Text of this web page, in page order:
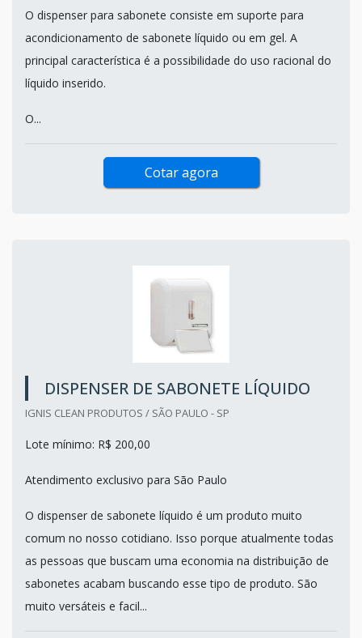
O dispenser para sabonete consiste em suporte para
acondicionamento de sabonete líquido ou em gel. A
principal característica é a possibilidade do uso racional do
líquido inserido.
O...
Cotar agora
DISPENSER DE SABONETE LÍQUIDO
IGNIS CLEAN PRODUTOS / SÃO PAULO - SP
Lote mínimo: R$ 200,00
Atendimento exclusivo para São Paulo
O dispenser de sabonete líquido é um produto muito
comum no nosso cotidiano. Isso porque atualmente todas
as pessoas que buscam uma economia na distribuição de
sabonetes acabam buscando esse tipo de produto. São
muito versáteis e facil...